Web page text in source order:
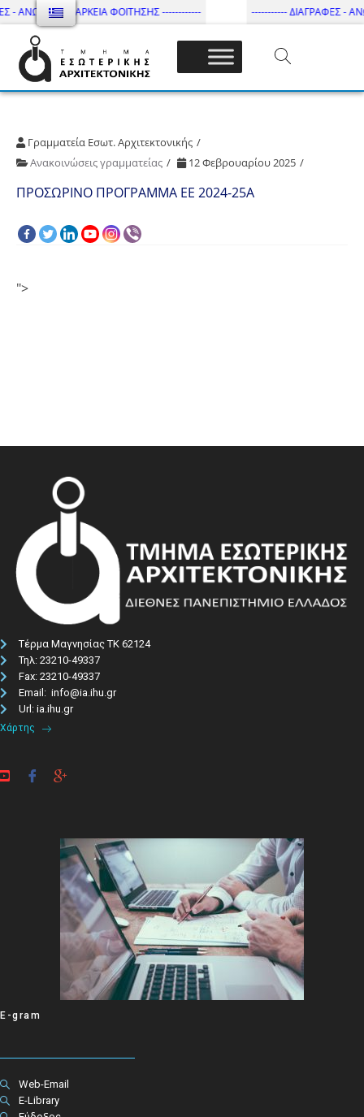
- ΑΝΩΤΑΤΗ ΔΙΑΡΚΕΙΑ ΦΟΙΤΗΣΗΣ ------------ ----------- ΔΙΑΓΡΑΦΕΣ -
Τμήμα Εσωτ. Αρχιτεκτονικής – ΔΙ.ΠΑ.Ε
Γραμματεία Εσωτ. Αρχιτεκτονικής
Ανακοινώσεις γραμματείας
12 Φεβρουαρίου 2025
ΠΡΟΣΩΡΙΝΟ ΠΡΟΓΡΑΜΜΑ ΕΕ 2024-25A
">
Τέρμα Μαγνησίας ΤΚ 62124
Τηλ: 23210-49337​
Fax: 23210-49337
Email: info@ia.ihu.gr
Url: ia.ihu.gr
Χάρτης
E-gram
Web-Email
E-Library